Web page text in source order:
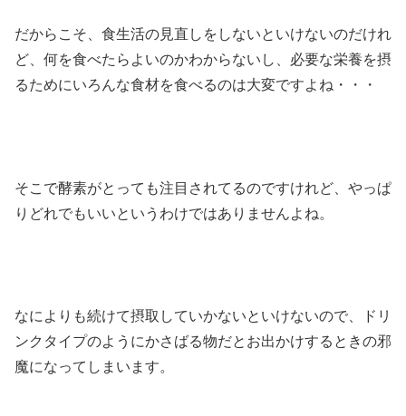
だからこそ、食生活の見直しをしないといけないのだけれ
ど、何を食べたらよいのかわからないし、必要な栄養を摂
るためにいろんな食材を食べるのは大変ですよね・・・
そこで酵素がとっても注目されてるのですけれど、やっぱ
りどれでもいいというわけではありませんよね。
なによりも続けて摂取していかないといけないので、ドリ
ンクタイプのようにかさばる物だとお出かけするときの邪
魔になってしまいます。